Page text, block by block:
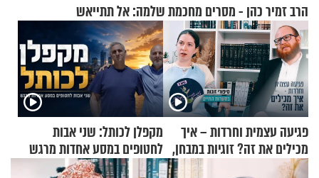
הרב זמיר כהן - מסרים מחכמת שלמה: אל תתייאש
פגיעה עצמית וחרדות – איך
מכילים את זה? זוגיות במבחן,
הפעם עם יהודית ואלתר כהן
מקפלן לכותל: שני אבות
לחטופים במסע אחדות מרגש